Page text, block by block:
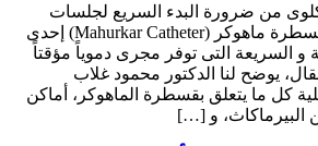
من ضرورة البدء السريع لجلسات
الغسيل الكلوى، و تُعد قسطرة ماهوكر (Mahurkar Catheter) إحدى
و السريعة التى توفر مجرى دموياً مؤقتاً
يوضح لنا الدكتور محمود غلاب
كل ما يتعلق بقسطرة الماهوكر، أماكن
البيرماكاث، و […]